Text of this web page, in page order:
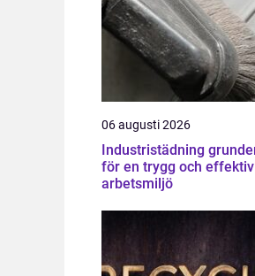
06 augusti 2026
Industristädning grunden
för en trygg och effektiv
arbetsmiljö